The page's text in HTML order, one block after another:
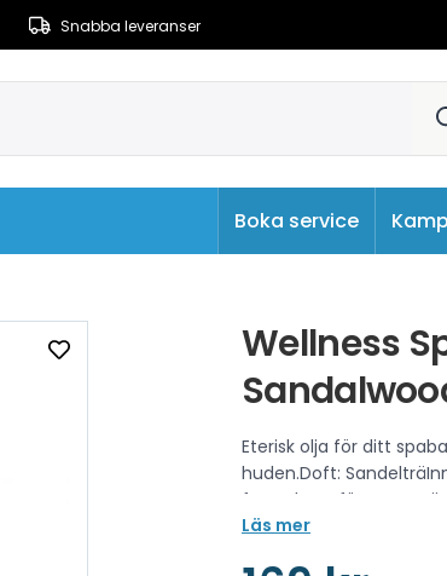
Snabba leveranser
Boka service
Wellness
Eterisk olja för ditt
huden.Doft:
formulerat för att
bubbelpooler och
Läs mer